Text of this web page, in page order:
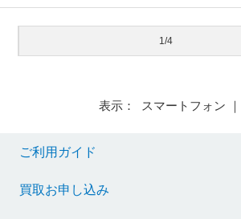
1/4
表示： スマートフォン ｜
ご利用ガイド
買取お申し込み